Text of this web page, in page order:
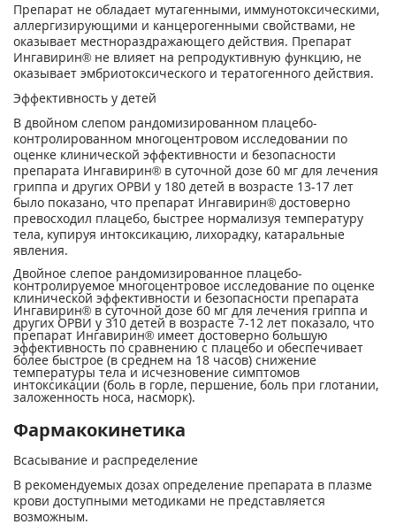
Препарат не обладает мутагенными, иммунотоксическими,
аллергизирующими и канцерогенными свойствами, не
оказывает местнораздражающего действия. Препарат
Ингавирин® не влияет на репродуктивную функцию, не
оказывает эмбриотоксического и тератогенного действия.
Эффективность у детей
В двойном слепом рандомизированном плацебо-
контролированном многоцентровом исследовании по
оценке клинической эффективности и безопасности
препарата Ингавирин® в суточной дозе 60 мг для лечения
гриппа и других ОРВИ у 180 детей в возрасте 13-17 лет
было показано, что препарат Ингавирин® достоверно
превосходил плацебо, быстрее нормализуя температуру
тела, купируя интоксикацию, лихорадку, катаральные
явления.
Двойное слепое рандомизированное плацебо-
контролируемое многоцентровое исследование по оценке
клинической эффективности и безопасности препарата
Ингавирин® в суточной дозе 60 мг для лечения гриппа и
других ОРВИ у 310 детей в возрасте 7-12 лет показало, что
препарат Ингавирин® имеет достоверно большую
эффективность по сравнению с плацебо и обеспечивает
более быстрое (в среднем на 18 часов) снижение
температуры тела и исчезновение симптомов
интоксикации (боль в горле, першение, боль при глотании,
заложенность носа, насморк).
Фармакокинетика
Всасывание и распределение
В рекомендуемых дозах определение препарата в плазме
крови доступными методиками не представляется
возможным.